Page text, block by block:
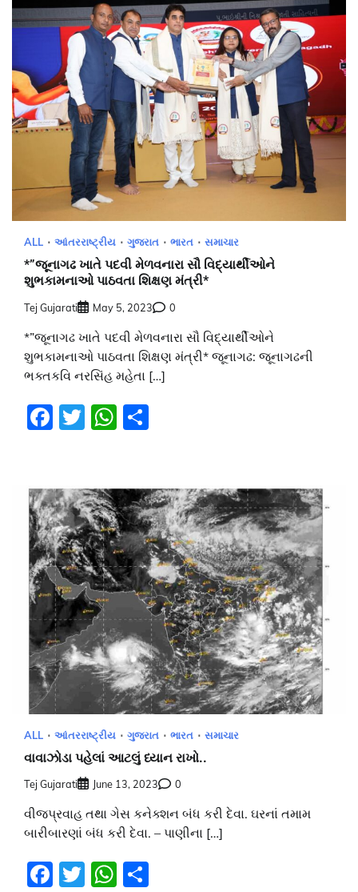
ALL આંતરરાષ્ટ્રીય ગુજરાત ભારત સમાચાર
*”જૂનાગઢ ખાતે પદવી મેળવનારા સૌ વિદ્યાર્થીઓને
શુભકામનાઓ પાઠવતા શિક્ષણ મંત્રી*
Tej Gujarati May 5, 2023 0
*”જૂનાગઢ ખાતે પદવી મેળવનારા સૌ વિદ્યાર્થીઓને
શુભકામનાઓ પાઠવતા શિક્ષણ મંત્રી* જૂનાગઢ: જૂનાગઢની
ભક્તકવિ નરસિંહ મહેતા […]
Facebook
TwitterWhatsApp
ALL આંતરરાષ્ટ્રીય ગુજરાત ભારત સમાચાર
વાવાઝોડા પહેલાં આટલું ધ્યાન રાખો..
Tej Gujarati June 13, 2023 0
વીજપ્રવાહ તથા ગેસ કનેક્શન બંધ કરી દેવા. ઘરનાં તમામ
બારીબારણાં બંધ કરી દેવા. – પાણીના […]
Facebook
TwitterWhatsApp